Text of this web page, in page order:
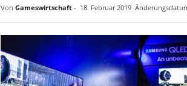
Von Gameswirtschaft- 18. Februar 2019